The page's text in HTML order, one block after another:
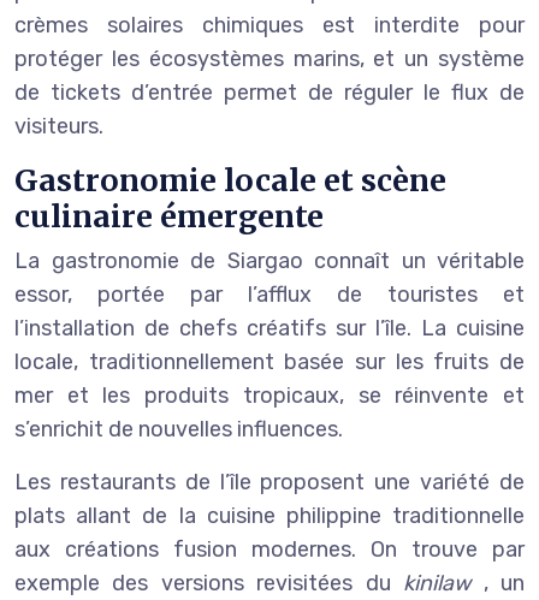
crèmes solaires chimiques est interdite pour
protéger les écosystèmes marins, et un système
de tickets d’entrée permet de réguler le flux de
visiteurs.
Gastronomie locale et scène
culinaire émergente
La gastronomie de Siargao connaît un véritable
essor, portée par l’afflux de touristes et
l’installation de chefs créatifs sur l’île. La cuisine
locale, traditionnellement basée sur les fruits de
mer et les produits tropicaux, se réinvente et
s’enrichit de nouvelles influences.
Les restaurants de l’île proposent une variété de
plats allant de la cuisine philippine traditionnelle
aux créations fusion modernes. On trouve par
exemple des versions revisitées du kinilaw , un